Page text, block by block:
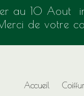
au 10 Aout
de votre
Accueil